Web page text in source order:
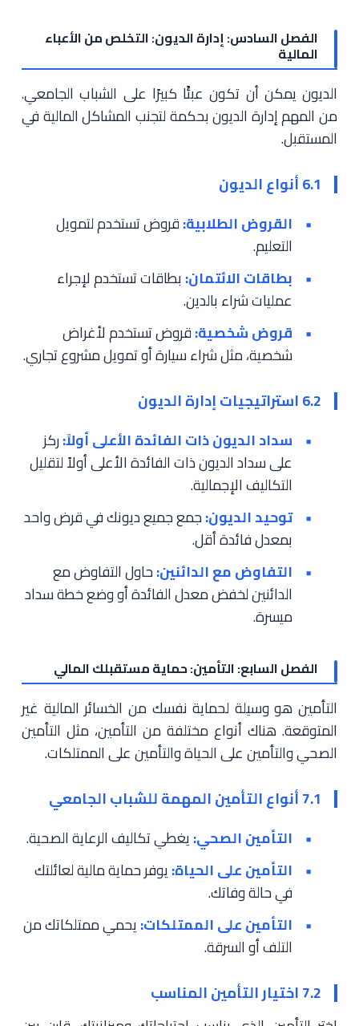
الفصل السادس: إدارة الديون: التخلص من الأعباء
المالية
الديون يمكن أن تكون عبئًا كبيرًا على الشباب الجامعي.
من المهم إدارة الديون بحكمة لتجنب المشاكل المالية في
المستقبل.
6.1 أنواع الديون
القروض الطلابية:قروض تستخدم لتمويل
التعليم.
بطاقات الائتمان: بطاقات تستخدم لإجراء
عمليات شراء بالدين.
قروض شخصية:قروض تستخدم لأغراض
شخصية، مثل شراء سيارة أو تمويل مشروع تجاري.
6.2 استراتيجيات إدارة الديون
سداد الديون ذات الفائدة الأعلى أولاً:ركز
على سداد الديون ذات الفائدة الأعلى أولاً لتقليل
التكاليف الإجمالية.
توحيد الديون:جمع جميع ديونك في قرض واحد
بمعدل فائدة أقل.
التفاوض مع الدائنين:حاول التفاوض مع
الدائنين لخفض معدل الفائدة أو وضع خطة سداد
ميسرة.
الفصل السابع: التأمين: حماية مستقبلك المالي
التأمين هو وسيلة لحماية نفسك من الخسائر المالية غير
المتوقعة. هناك أنواع مختلفة من التأمين، مثل التأمين
الصحي والتأمين على الحياة والتأمين على الممتلكات.
7.1 أنواع التأمين المهمة للشباب الجامعي
التأمين الصحي:يغطي تكاليف الرعاية الصحية.
التأمين على الحياة:يوفر حماية مالية لعائلتك
في حالة وفاتك.
التأمين على الممتلكات:يحمي ممتلكاتك من
التلف أو السرقة.
7.2 اختيار التأمين المناسب